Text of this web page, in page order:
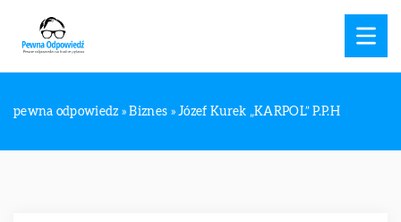
pewna odpowiedz »Biznes »Józef Kurek „KARPOL” P.P.H